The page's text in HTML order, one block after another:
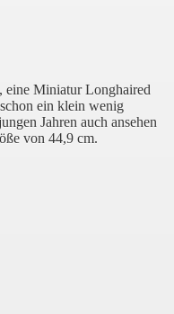
eine Miniatur Longhaired
ein klein wenig
Jahren auch ansehen
von 44,9 cm.